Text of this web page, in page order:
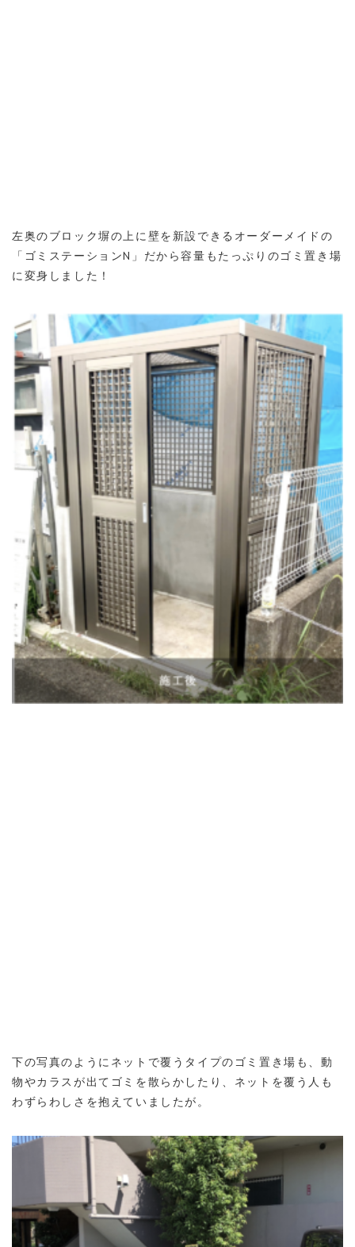
左奥のブロック塀の上に壁を新設できるオーダーメイドの
「ゴミステーションN」だから容量もたっぷりのゴミ置き場
に変身しました！
下の写真のようにネットで覆うタイプのゴミ置き場も、動
物やカラスが出てゴミを散らかしたり、ネットを覆う人も
わずらわしさを抱えていましたが。